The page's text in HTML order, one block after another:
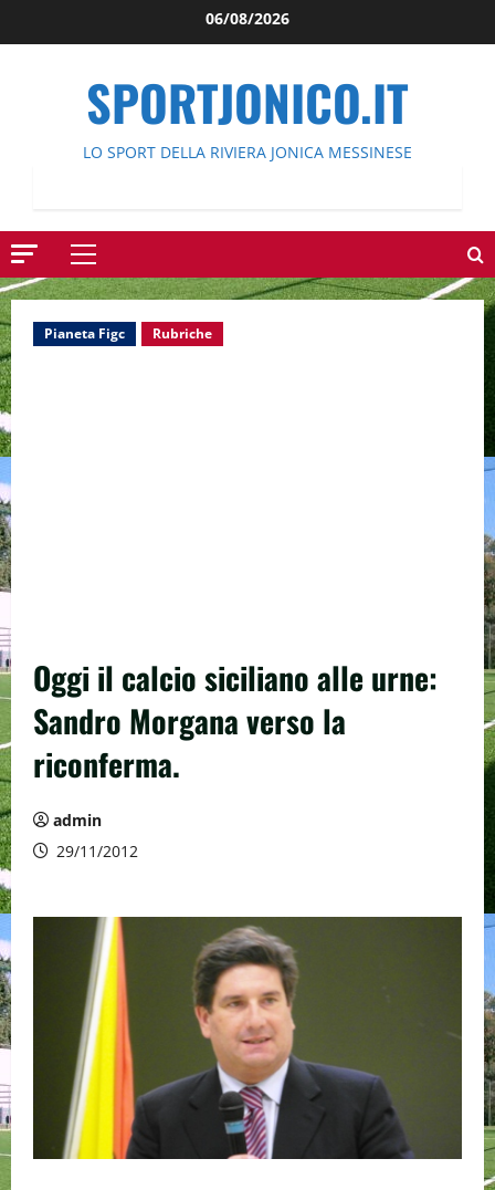
al
06/08/2026
SPORTJONICO.IT
LO SPORT DELLA RIVIERA JONICA MESSINESE
Menu
principale
Pianeta Figc Rubriche
Oggi il calcio siciliano alle urne:
Sandro Morgana verso la
riconferma.
admin
29/11/2012